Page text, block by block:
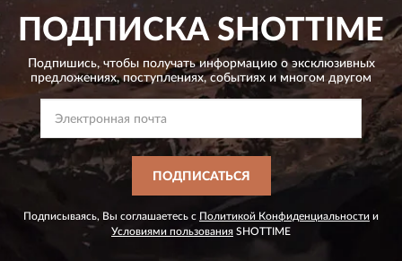
ПОДПИСКА SHOTTIME
Подпишись, чтобы получать информацию о эксклюзивных
предложениях,поступлениях, событиях и многом другом
ПОДПИСАТЬСЯ
Подписываясь, Вы соглашаетесь с Политикой Конфиденциальности и
Условиями пользования SHOTTIME